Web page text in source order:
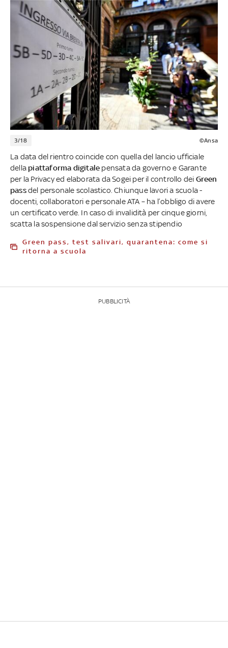
3/18 ©Ansa
La data del rientro coincide con quella del lancio ufficiale
della piattaforma digitale pensata da governo e Garante
per la Privacy ed elaborata da Sogei per il controllo dei Green
passdel personale scolastico. Chiunque lavori a scuola -
docenti, collaboratori e personale ATA – ha l’obbligo di avere
un certificato verde. In caso di invalidità per cinque giorni,
scatta la sospensione dal servizio senza stipendio
Green pass, test salivari, quarantena: come si
ritorna a scuola
PUBBLICITÀ